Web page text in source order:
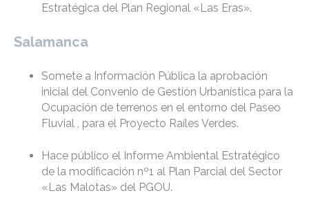
Estratégica del Plan Regional «Las Eras».
Salamanca
Somete a Información Pública la aprobación
inicial del Convenio de Gestión Urbanística para la
Ocupación de terrenos en el entorno del Paseo
Fluvial , para el Proyecto Raíles Verdes.
Hace público el Informe Ambiental Estratégico
de la modificación nº1 al Plan Parcial del Sector
«Las Malotas» del PGOU.